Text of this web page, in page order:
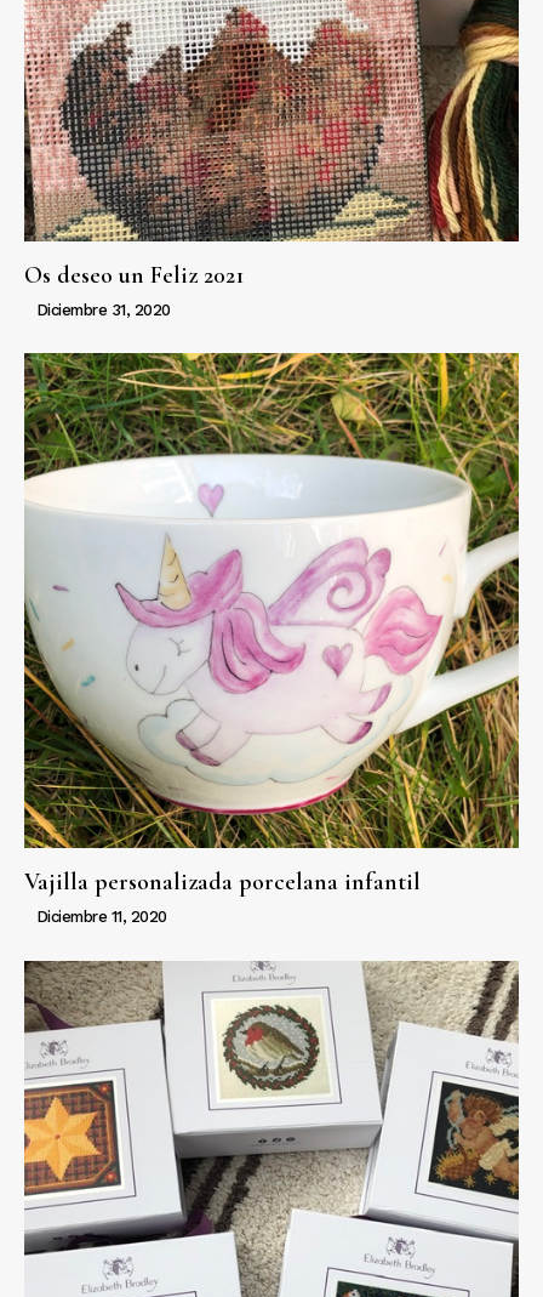
Os deseo un Feliz 2021
Diciembre 31, 2020
Vajilla personalizada porcelana infantil
Diciembre 11, 2020